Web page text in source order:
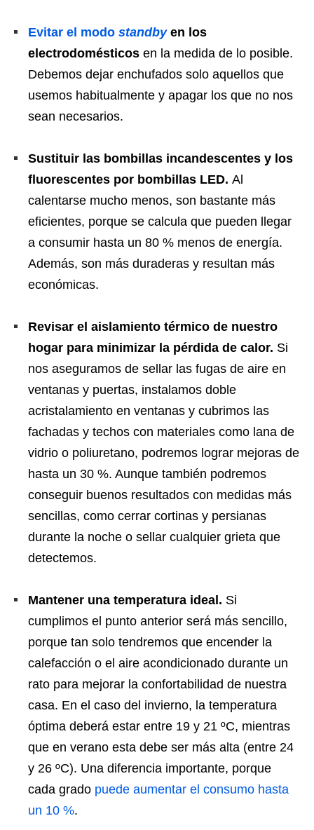
Evitar el modo standbyen los
electrodomésticos en la medida de lo posible.
Debemos dejar enchufados solo aquellos que
usemos habitualmente y apagar los que no nos
sean necesarios.
Sustituir las bombillas incandescentes y los
fluorescentes por bombillas LED. Al
calentarse mucho menos, son bastante más
eficientes, porque se calcula que pueden llegar
a consumir hasta un 80 % menos de energía.
Además, son más duraderas y resultan más
económicas.
Revisar el aislamiento térmico de nuestro
hogar para minimizar la pérdida de calor. Si
nos aseguramos de sellar las fugas de aire en
ventanas y puertas, instalamos doble
acristalamiento en ventanas y cubrimos las
fachadas y techos con materiales como lana de
vidrio o poliuretano, podremos lograr mejoras de
hasta un 30 %. Aunque también podremos
conseguir buenos resultados con medidas más
sencillas, como cerrar cortinas y persianas
durante la noche o sellar cualquier grieta que
detectemos.
Mantener una temperatura ideal. Si
cumplimos el punto anterior será más sencillo,
porque tan solo tendremos que encender la
calefacción o el aire acondicionado durante un
rato para mejorar la confortabilidad de nuestra
casa. En el caso del invierno, la temperatura
óptima deberá estar entre 19 y 21 ºC, mientras
que en verano esta debe ser más alta (entre 24
y 26 ºC). Una diferencia importante, porque
cada grado puede aumentar el consumo hasta
un 10 %.